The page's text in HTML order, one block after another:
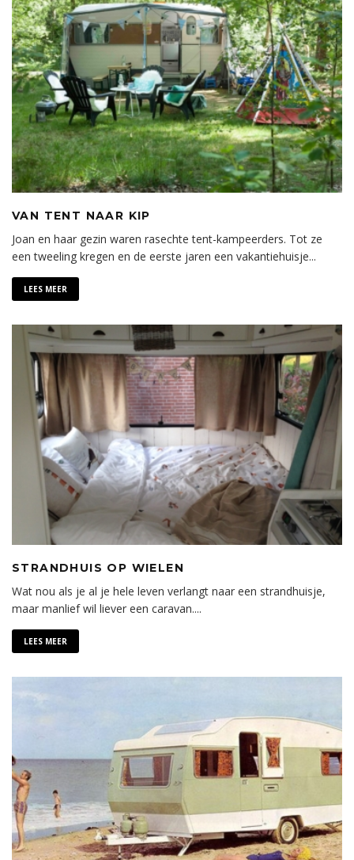
VAN TENT NAAR KIP
Joan en haar gezin waren rasechte tent-kampeerders. Tot ze
een tweeling kregen en de eerste jaren een vakantiehuisje...
LEES MEER
STRANDHUIS OP WIELEN
Wat nou als je al je hele leven verlangt naar een strandhuisje,
maar manlief wil liever een caravan....
LEES MEER